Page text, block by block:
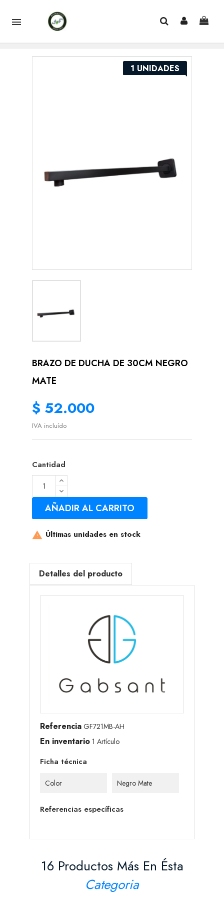

1 UNIDADES
BRAZO DE DUCHA DE 30CM NEGRO
MATE
$ 52.000
IVA incluído
Cantidad
AÑADIR AL CARRITO
 Últimas unidades en stock
Detalles del producto
Referencia GF721MB-AH
En inventario 1 Artículo
Ficha técnica
Color Negro Mate
Referencias específicas
16 Productos Más En Ésta
Categoria